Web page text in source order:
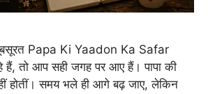
Papa Ki Yaadon Ka Safar
तो आप सही जगह पर आए हैं। पापा की
होतीं। समय भले ही आगे बढ़ जाए, लेकिन